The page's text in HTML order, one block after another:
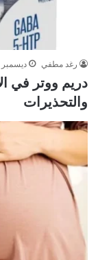
رغد مطفي ديسمبر 3, 2023
دريم ووتر في
والتحذيرات